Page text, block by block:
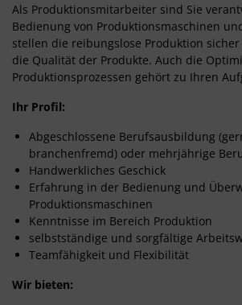
Als Produktionsmitarbeiter sind Sie
Bedienung von Produktionsmaschinen
stellen die reibungslose Produktion
die Qualität der Produkte. Auch die
Produktionsprozessen gehört zu Ihren
Ihr Profil:
Abgeschlossene Berufsausbildung
branchenfremd) oder mehrjährige
Handwerkliches Geschick
Erfahrung in der Bedienung und
Produktionsmaschinen
Kenntnisse im Bereich Produktion
selbstständige und sorgfältige
Teamfähigkeit und Flexibilität
Wir bieten: